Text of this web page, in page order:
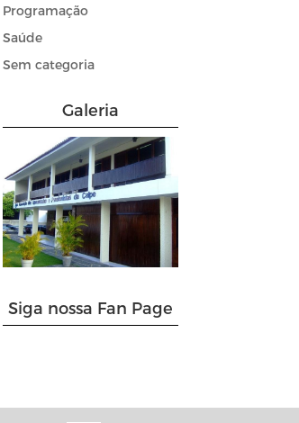
Programação
Saúde
Sem categoria
Galeria
Siga nossa Fan Page